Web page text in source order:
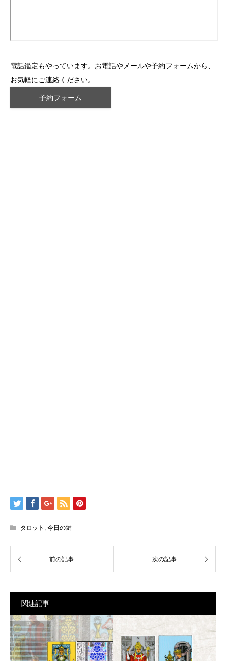
電話鑑定もやっています。お電話やメールや予約フォームから、
お気軽にご連絡ください。
予約フォーム
タロット , 今日の鍵
関連記事